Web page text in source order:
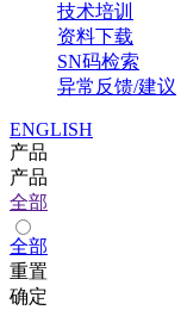
技术培训
资料下载
SN码检索
异常反馈/建议
ENGLISH
产品
产品
全部
全部
重置
确定